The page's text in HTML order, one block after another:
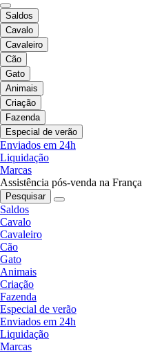
Saldos
Cavalo
Cavaleiro
Cão
Gato
Animais
Criação
Fazenda
Especial de verão
Enviados em 24h
Liquidação
Marcas
Assistência pós-venda na França
Pesquisar
Saldos
Cavalo
Cavaleiro
Cão
Gato
Animais
Criação
Fazenda
Especial de verão
Enviados em 24h
Liquidação
Marcas